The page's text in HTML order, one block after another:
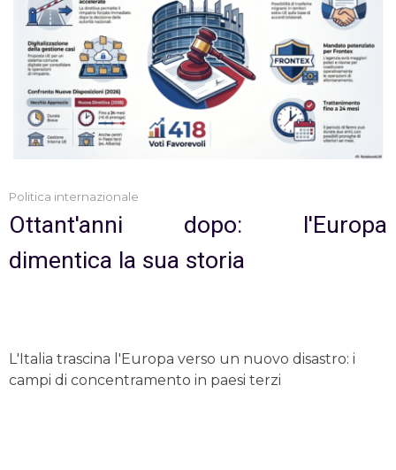
Politica internazionale
Ottant'anni dopo: l'Europa
dimentica la sua storia
L'Italia trascina l'Europa verso un nuovo disastro: i
campi di concentramento in paesi terzi